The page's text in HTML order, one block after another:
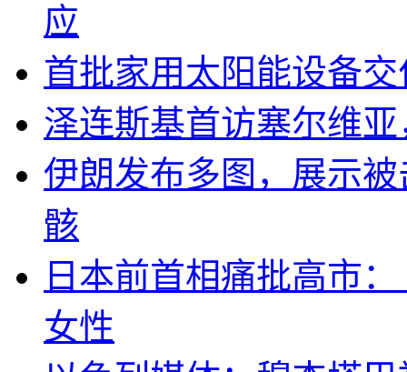
应
首批家用太阳能设备
泽连斯基首访塞尔维
伊朗发布多图，展示
骸
日本前首相痛批高市
女性